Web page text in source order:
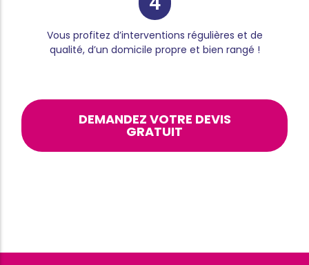
Vous profitez d’interventions régulières et de
qualité, d’un domicile propre et bien rangé !
DEMANDEZ VOTRE DEVIS
GRATUIT